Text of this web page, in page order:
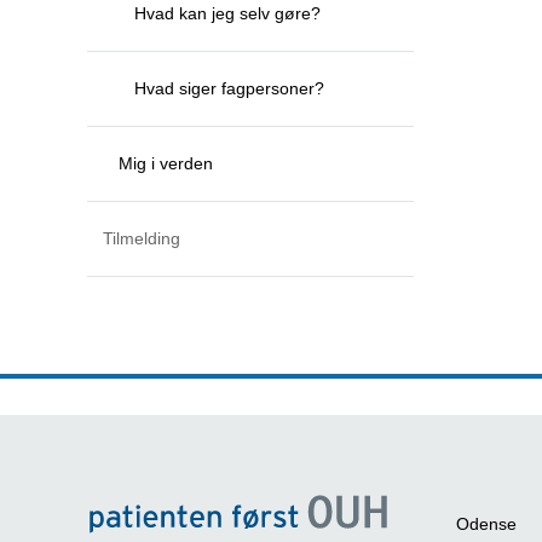
Hvad kan jeg selv gøre?
Hvad siger fagpersoner?
Mig i verden
Tilmelding
Odense